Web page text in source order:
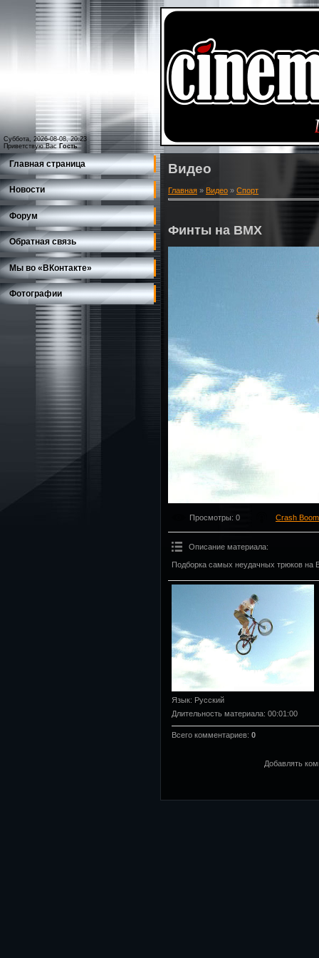
Суббота, 2026-08-08, 20:23
Приветствую Вас Гость
Главная страница
Новости
Форум
Обратная связь
Мы во «ВКонтакте»
Фотографии
Видео
Главная » Видео » Спорт
Финты на BMX
Просмотры: 0 Crash
Описание материала:
Подборка самых неудачных трюков на
Язык: Русский
Длительность материала: 00:01:00
Всего комментариев: 0
Добавлять